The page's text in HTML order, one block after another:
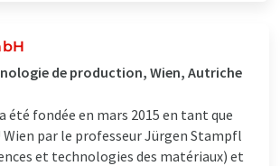
de production, Wien, Autriche
été fondée en mars 2015 en tant que
Wien par le professeur Jürgen Stampfl
et technologies des matériaux) et